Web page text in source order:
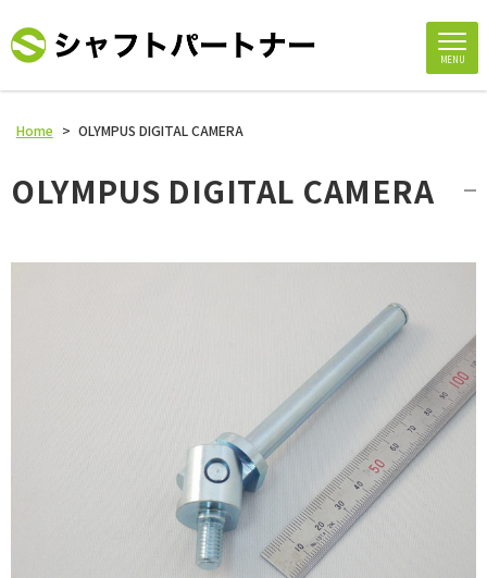
MENU
Home > OLYMPUS DIGITAL CAMERA
OLYMPUS DIGITAL CAMERA